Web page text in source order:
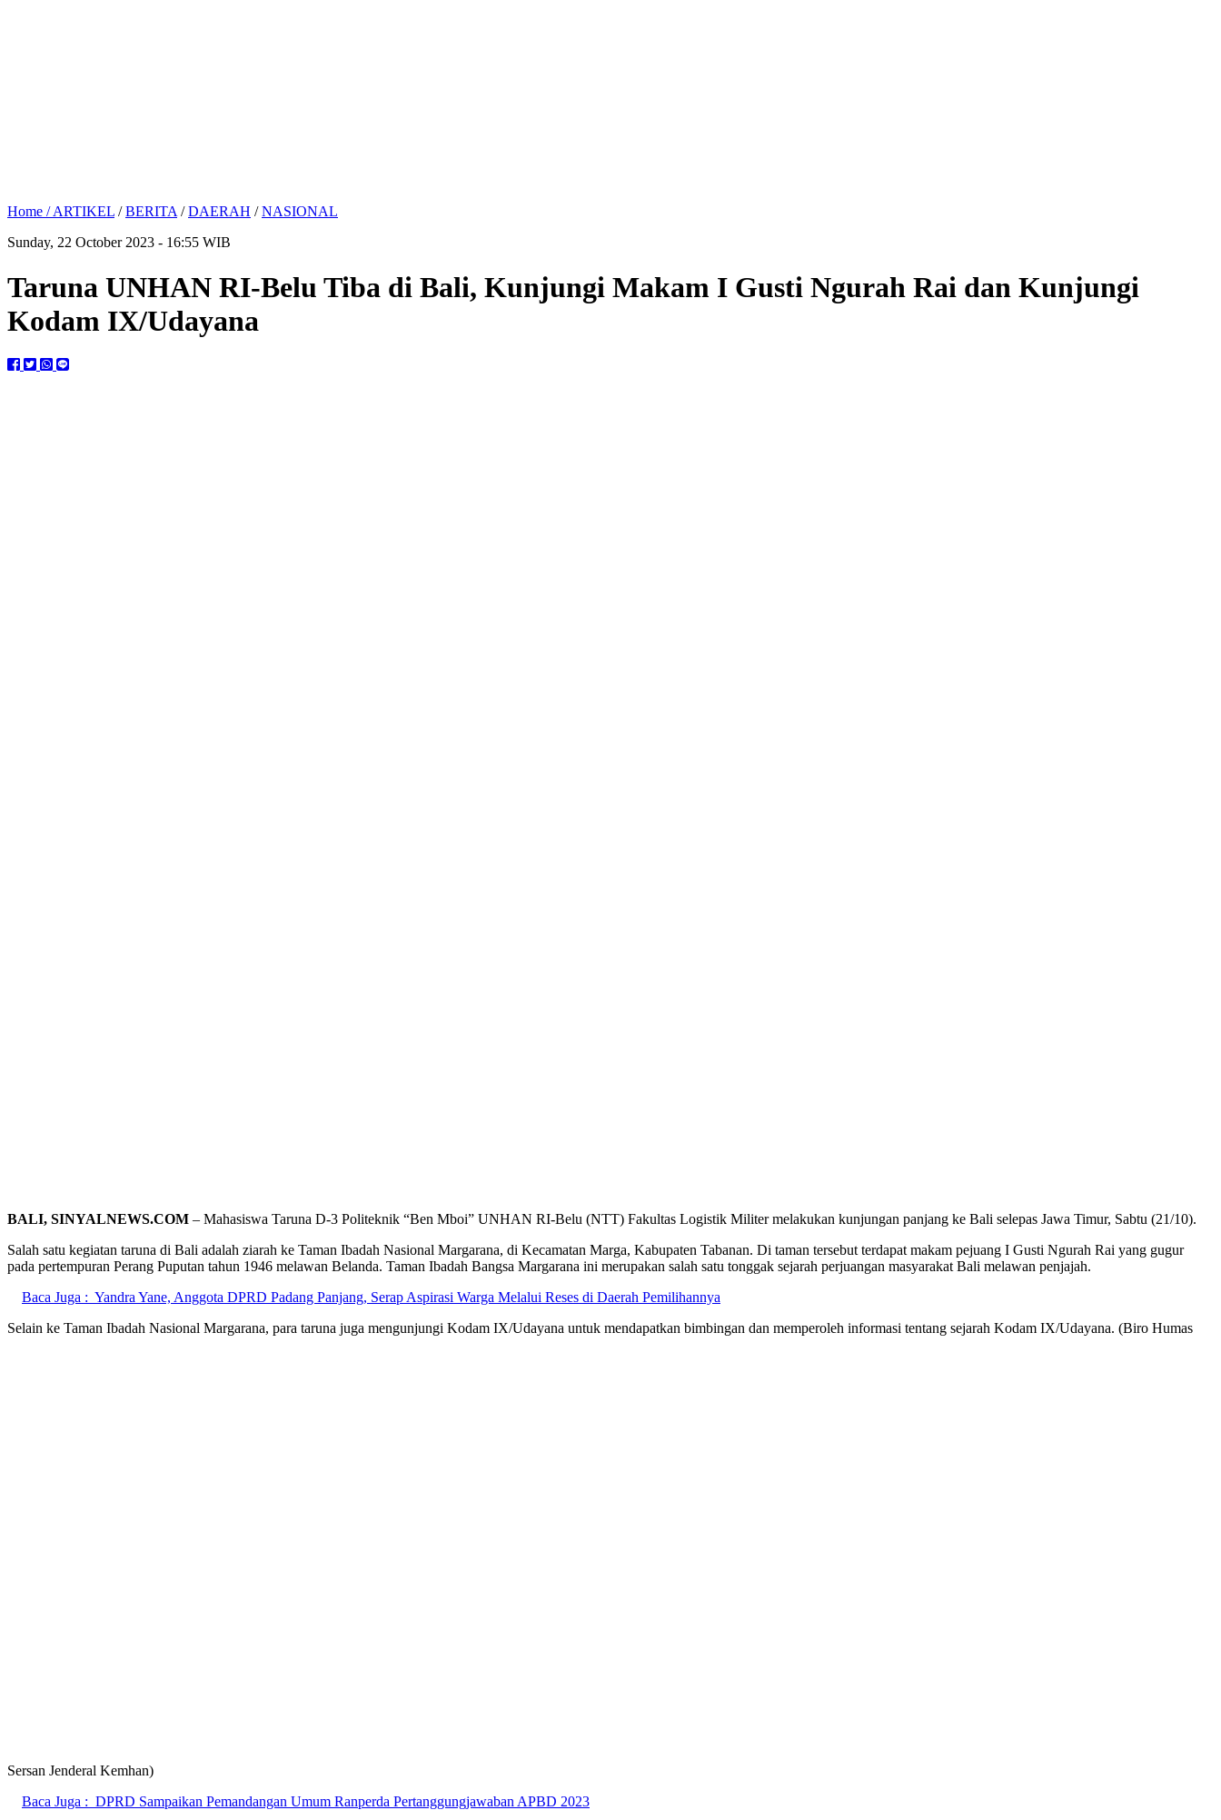
Home /ARTIKEL /BERITA /DAERAH /NASIONAL
Sunday, 22 October 2023 - 16:55 WIB
Taruna UNHAN RI-Belu Tiba di Bali, Kunjungi Makam I Gusti Ngurah Rai dan Kunjungi
Kodam IX/Udayana
BALI, SINYALNEWS.COM – Mahasiswa Taruna D-3 Politeknik “Ben Mboi” UNHAN RI-Belu (NTT) Fakultas Logistik Militer melakukan kunjungan panjang ke Bali selepas Jawa Timur, Sabtu (21/10).
Salah satu kegiatan taruna di Bali adalah ziarah ke Taman Ibadah Nasional Margarana, di Kecamatan Marga, Kabupaten Tabanan. Di taman tersebut terdapat makam pejuang I Gusti Ngurah Rai yang gugur
pada pertempuran Perang Puputan tahun 1946 melawan Belanda. Taman Ibadah Bangsa Margarana ini merupakan salah satu tonggak sejarah perjuangan masyarakat Bali melawan penjajah.
Baca Juga : Yandra Yane, Anggota DPRD Padang Panjang, Serap Aspirasi Warga Melalui Reses di Daerah Pemilihannya
Selain ke Taman Ibadah Nasional Margarana, para taruna juga mengunjungi Kodam IX/Udayana untuk mendapatkan bimbingan dan memperoleh informasi tentang sejarah Kodam IX/Udayana. (Biro Humas
Sersan Jenderal Kemhan)
Baca Juga : DPRD Sampaikan Pemandangan Umum Ranperda Pertanggungjawaban APBD 2023